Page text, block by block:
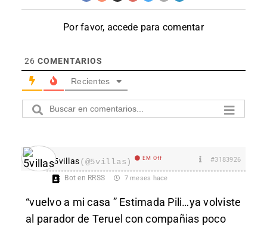
Por favor, accede para comentar
26 COMENTARIOS
Recientes
5villas(@5villas) EM Off #3183926
Bot en RRSS 7 meses hace
“vuelvo a mi casa ” Estimada Pili…ya volviste
al parador de Teruel con compañias poco